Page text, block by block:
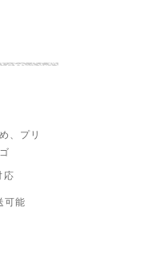
、プリ
応
可能